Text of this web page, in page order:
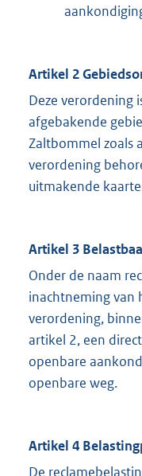
Artikel 2
Deze verordening
afgebakende
Zaltbommel zoals
verordening
uitmakende
Artikel 3
Onder de naam
inachtneming van
verordening,
artikel 2, een
openbare
openbare weg.
Artikel 4
De